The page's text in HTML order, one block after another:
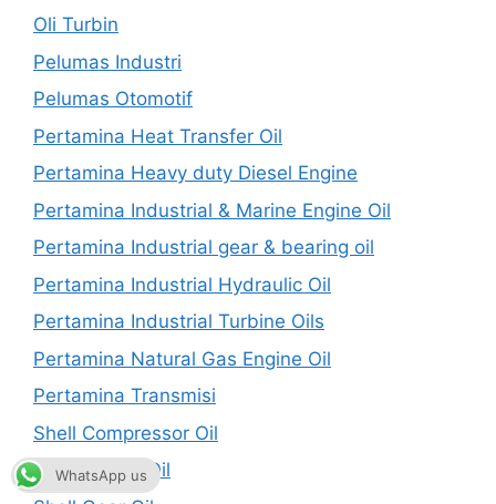
Oli Turbin
Pelumas Industri
Pelumas Otomotif
Pertamina Heat Transfer Oil
Pertamina Heavy duty Diesel Engine
Pertamina Industrial & Marine Engine Oil
Pertamina Industrial gear & bearing oil
Pertamina Industrial Hydraulic Oil
Pertamina Industrial Turbine Oils
Pertamina Natural Gas Engine Oil
Pertamina Transmisi
Shell Compressor Oil
Shell Engine Oil
WhatsApp us